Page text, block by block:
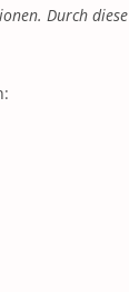
Durch diese